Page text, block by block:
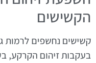
הקשישים
קשישים נחשפים לרמות
בעקבות זיהום הקרקע,